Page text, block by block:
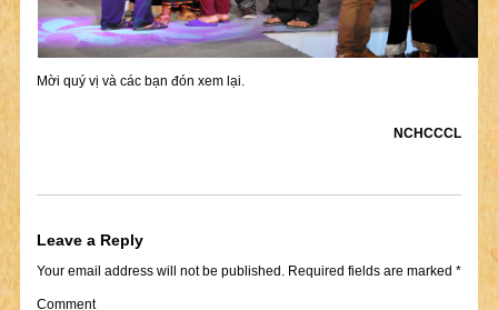
Mời quý vị và các bạn đón xem lại.
NCHCCCL
Leave a Reply
Your email address will not be published.Required fields are marked *
Comment